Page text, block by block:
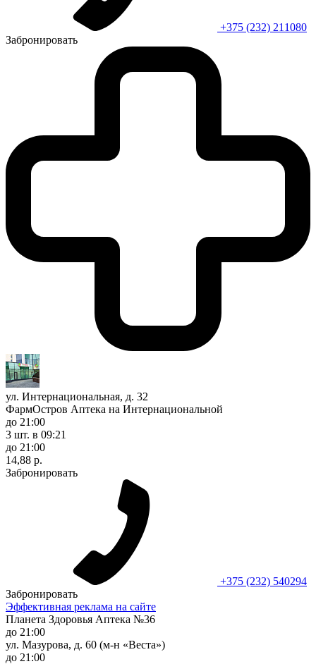
+375 (232) 211080
Забронировать
ул. Интернациональная, д. 32
ФармОстров Аптека на Интернациональной
до 21:00
3 шт. в 09:21
до 21:00
14,88 р.
Забронировать
+375 (232) 540294
Забронировать
Эффективная реклама на сайте
Планета Здоровья Аптека №36
до 21:00
ул. Мазурова, д. 60 (м-н «Веста»)
до 21:00